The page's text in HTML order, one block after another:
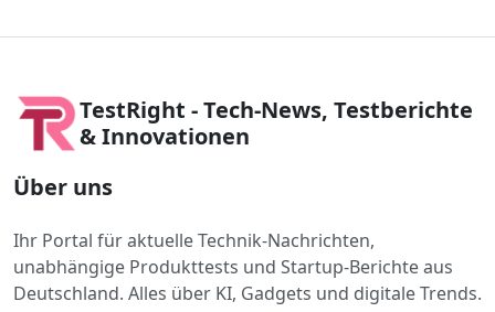
TestRight - Tech-News, Testberichte
& Innovationen
Über uns
Ihr Portal für aktuelle Technik-Nachrichten,
unabhängige Produkttests und Startup-Berichte aus
Deutschland. Alles über KI, Gadgets und digitale Trends.